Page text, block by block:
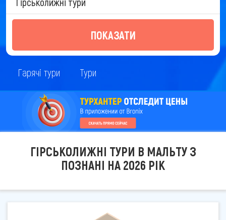
ПОКАЗАТИ
Гарячі тури Тури
ГІРСЬКОЛИЖНІ ТУРИ В МАЛЬТУ З
ПОЗНАНІ НА 2026 РІК